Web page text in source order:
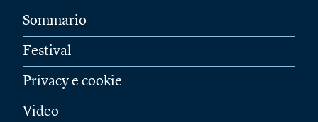
Sommario
Festival
Privacy e cookie
Video